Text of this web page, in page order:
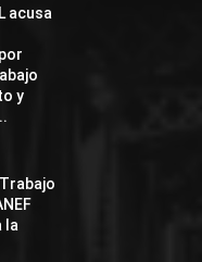
acusa
y
la